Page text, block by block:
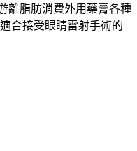
離脂肪消費外用藥膏各種
合接受眼睛雷射手術的